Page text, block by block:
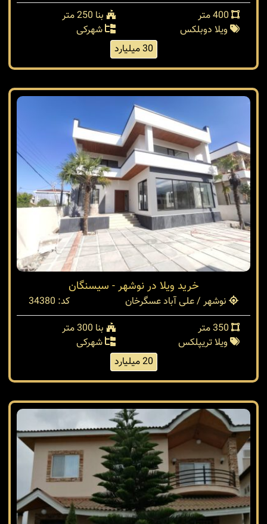
بنا 250 متر
ویلا دوبلکس
شهرکی
30 میلیارد
خرید ویلا در نوشهر - سیسنگان
نوشهر / علی آباد عسگرخان
کد: 34380
بنا 300 متر
ویلا تریپلکس
شهرکی
20 میلیارد